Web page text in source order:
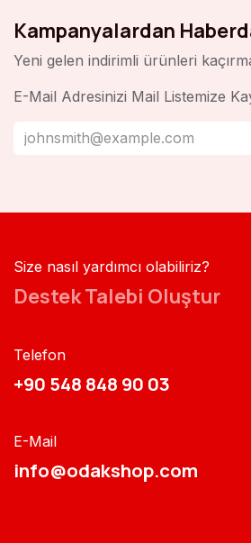
Kampanyalardan
Yeni gelen indirimli ürünleri
E-Mail Adresinizi Mail Listemize
Size nasıl yardımcı olabiliriz?
Destek Talebi Oluştur
Telefon
+90 548 848 90 03​​
E-Mail
info@odakshop.com​